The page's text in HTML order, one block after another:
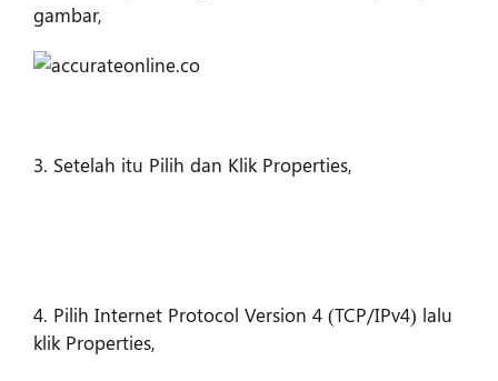
gambar,
3. Setelah itu Pilih dan Klik Properties,
4. Pilih Internet Protocol Version 4 (TCP/IPv4) lalu
klik Properties,